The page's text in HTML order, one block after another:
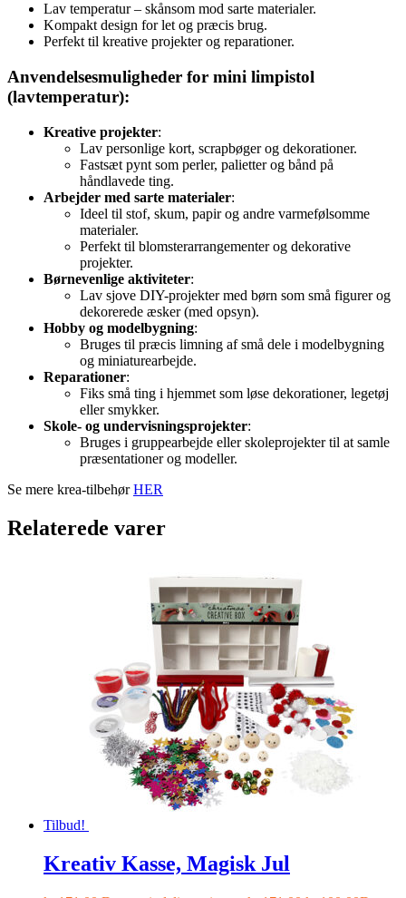
Lav temperatur – skånsom mod sarte materialer.
Kompakt design for let og præcis brug.
Perfekt til kreative projekter og reparationer.
Anvendelsesmuligheder for mini limpistol
(lavtemperatur):
Kreative projekter:
Lav personlige kort, scrapbøger og dekorationer.
Fastsæt pynt som perler, palietter og bånd på
håndlavede ting.
Arbejder med sarte materialer:
Ideel til stof, skum, papir og andre varmefølsomme
materialer.
Perfekt til blomsterarrangementer og dekorative
projekter.
Børnevenlige aktiviteter:
Lav sjove DIY-projekter med børn som små figurer og
dekorerede æsker (med opsyn).
Hobby og modelbygning:
Bruges til præcis limning af små dele i modelbygning
og miniaturearbejde.
Reparationer:
Fiks små ting i hjemmet som løse dekorationer, legetøj
eller smykker.
Skole- og undervisningsprojekter:
Bruges i gruppearbejde eller skoleprojekter til at samle
præsentationer og modeller.
Se mere krea-tilbehørHER
Relaterede varer
Tilbud!
Kreativ Kasse, Magisk Jul